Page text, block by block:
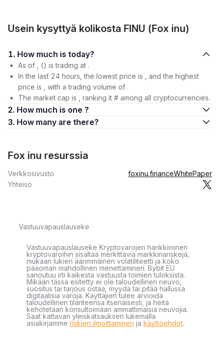
Usein kysyttyä kolikosta FINU (Fox inu)
1. How much is today?
As of , () is trading at .
In the last 24 hours, the lowest price is , and the highest
price is , with a trading volume of .
The market cap is , ranking it # among all cryptocurrencies.
2. How much is one ?
3. How many are there?
Fox inu resurssia
Verkkosivusto foxinu.financeWhitePaper
Yhteisö
Vastuuvapauslauseke
Vastuuvapauslauseke Kryptovarojen hankkiminen
kryptovaroihin sisältää merkittäviä markkinariskejä,
mukaan lukien äärimmäinen volatiliteetti ja koko
pääoman mahdollinen menettäminen. Bybit EU
sanoutuu irti kaikesta vastuusta toimien tuloksista.
Mikään tässä esitetty ei ole taloudellinen neuvo,
suositus tai tarjous ostaa, myydä tai pitää hallussa
digitaalisia varoja. Käyttäjien tulee arvioida
taloudellinen tilanteensa itsenäisesti, ja heitä
kehotetaan konsultoimaan ammattimaisia neuvojia.
Saat kattavan yleiskatsauksen lukemalla
asiakirjamme riskien ilmoittaminen ja käyttöehdot.